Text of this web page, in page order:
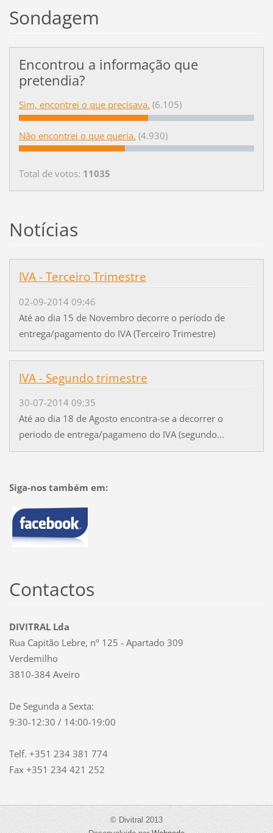
Sondagem
Encontrou a informação que
pretendia?
Sim, encontrei o que precisava. (6.105)
Não encontrei o que queria. (4.930)
Total de votos: 11035
Notícias
IVA - Terceiro Trimestre
02-09-2014 09:46
Até ao dia 15 de Novembro decorre o período de
entrega/pagamento do IVA (Terceiro Trimestre)
IVA - Segundo trimestre
30-07-2014 09:35
Até ao dia 18 de Agosto encontra-se a decorrer o
periodo de entrega/pagameno do IVA (segundo...
Siga-nos também em:
Contactos
DIVITRAL Lda
Rua Capitão Lebre, nº 125 - Apartado 309
Verdemilho
3810-384 Aveiro
De Segunda a Sexta:
9:30-12:30 / 14:00-19:00
Telf. +351 234 381 774
Fax +351 234 421 252
© Divitral 2013